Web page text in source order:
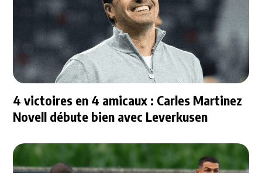
4 victoires en 4 amicaux : Carles Martinez
Novell débute bien avec Leverkusen